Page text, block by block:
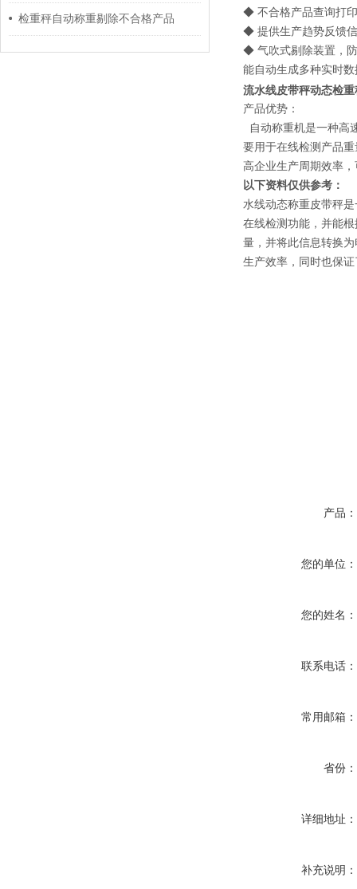
检重秤自动称重剔除不合格产品
◆ 不合格产品查询打
◆ 提供生产趋势反馈
◆ 气吹式剔除装置，
能自动生成多种实时
流水线皮带秤动态检
产品优势：
自动称重机是一种高
要用于在线检测产品
高企业生产周期效率
以下资料仅供参考：
水线动态称重皮带秤
在线检测功能，并能
量，并将此信息转换
生产效率，同时也保
产品：
您的单位：
您的姓名：
联系电话：
常用邮箱：
省份：
详细地址：
补充说明：